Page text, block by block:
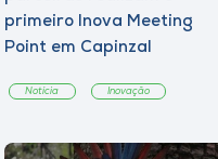
primeiro Inova Meeting
Point em Capinzal
Notícia Inovação